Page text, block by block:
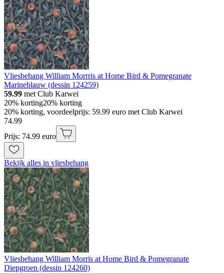
Vliesbehang William Morrris at Home Bird & Pomegranate
Marineblauw (dessin 124259)
59.99 met Club Karwei
20% korting20% korting
20% korting, voordeelprijs: 59.99 euro met Club Karwei
74.99
Prijs: 74.99 euro
Bekijk alles in vliesbehang
Vliesbehang William Morris at Home Bird & Pomegranate
Diepgroen (dessin 124260)